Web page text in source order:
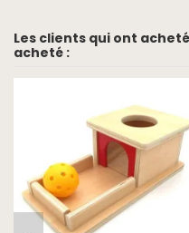
Les clients qui ont
acheté :